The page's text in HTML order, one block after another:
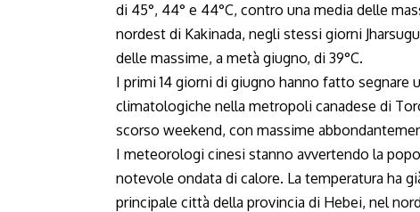
di 45°, 44° e 44°C, contro una media delle
nordest di Kakinada, negli stessi giorni
delle massime, a metà giugno, di 39°C.
I primi 14 giorni di giugno hanno fatto segnare
climatologiche nella metropoli canadese di
scorso weekend, con massime
I meteorologi cinesi stanno avvertendo la
notevole ondata di calore. La temperatura ha
principale città della provincia di Hebei, nel